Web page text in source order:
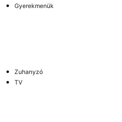
Gyerekmenük
Zuhanyzó
TV